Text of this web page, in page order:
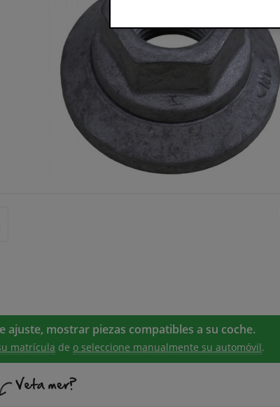
ajuste, mostrar piezas compatibles a su coche.
matrícula de o seleccione manualmente su automóvil.